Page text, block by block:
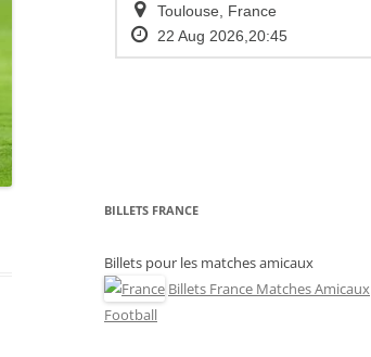
BILLETS FRANCE
Billets pour les matches amicaux
Billets France Matches Amicaux
Football